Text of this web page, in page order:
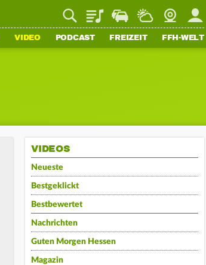
PlaylistStaupilotWetterWebcam
VIDEO PODCAST FREIZEIT FFH-WELT
VIDEOS
Neueste
Bestgeklickt
Bestbewertet
Nachrichten
Guten Morgen Hessen
Magazin